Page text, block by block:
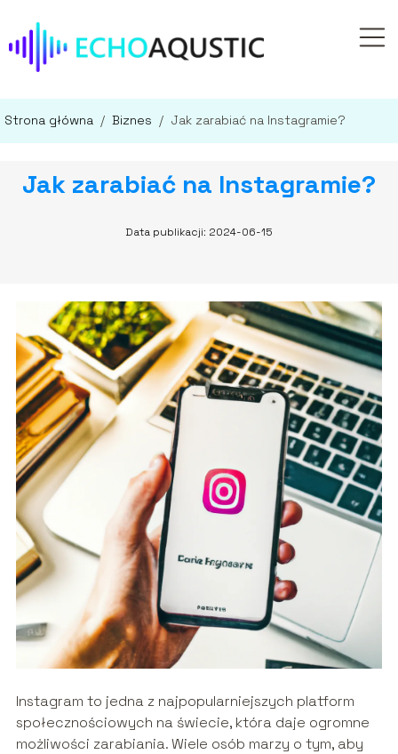
Strona główna / Biznes / Jak zarabiać na Instagramie?
Jak zarabiać na Instagramie?
Data publikacji: 2024-06-15
Instagram to jedna z najpopularniejszych platform
społecznościowych na świecie, która daje ogromne
możliwości zarabiania. Wiele osób marzy o tym, aby